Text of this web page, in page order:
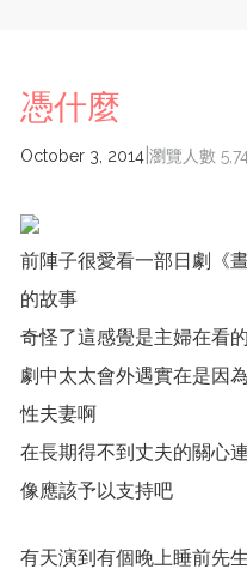
憑什麼
October 3, 2014 瀏覽人數
前陣子很愛看一部日劇《
的故事
奇怪了這感覺是主婦在看
劇中太太會外遇實在是因
性夫妻啊
在長期得不到丈夫的關心
像應該予以支持吧
有天演到有個晚上睡前先